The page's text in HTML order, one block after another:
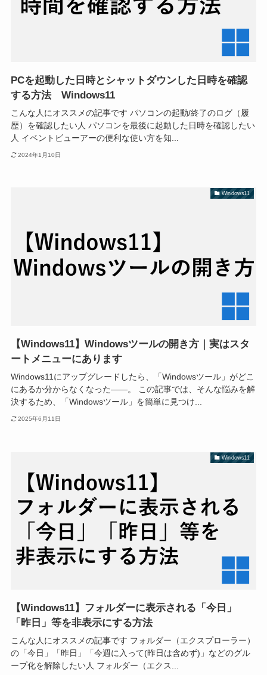
PCを起動した日時とシャットダウンした日時を確認
する方法 Windows11
こんな人にオススメの記事です パソコンの起動/終了のログ（履
歴）を確認したい人 パソコンを最後に起動した日時を確認したい
人 イベントビューアーの便利な使い方を知...
2024年1月10日
Windows11
【Windows11】Windowsツールの開き方｜実はスタ
ートメニューにあります
Windows11にアップグレードしたら、「Windowsツール」がどこ
にあるか分からなくなった――。 この記事では、そんな悩みを解
決するため、「Windowsツール」を簡単に見つけ...
2025年6月11日
Windows11
【Windows11】フォルダーに表示される「今日」
「昨日」等を非表示にする方法
こんな人にオススメの記事です フォルダー（エクスプローラー）
の「今日」「昨日」「今週に入って(昨日は含めず)」などのグル
ープ化を解除したい人 フォルダー（エクス...